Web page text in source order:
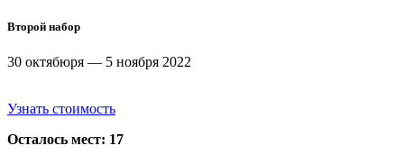
Второй набор
30 октябюря — 5 ноября 2022
Узнать стоимость
Осталось мест: 17